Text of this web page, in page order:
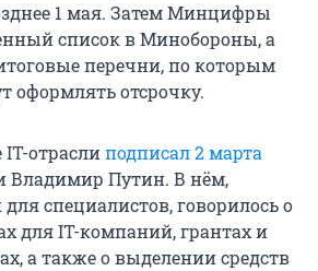
1 мая. Затем Минцифры
список в Минобороны, а
перечни, по которым
оформлять отсрочку.
отраслиподписал 2 марта
Владимир Путин. В нём,
специалистов, говорилось о
для IT-компаний, грантах и
а также о выделении средств